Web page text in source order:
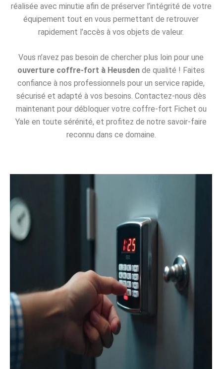
réalisée avec minutie afin de préserver l’intégrité de votre
équipement tout en vous permettant de retrouver
rapidement l’accès à vos objets de valeur.
Vous n’avez pas besoin de chercher plus loin pour une
ouverture coffre-fort à Heusden de qualité ! Faites
confiance à nos professionnels pour un service rapide,
sécurisé et adapté à vos besoins. Contactez-nous dès
maintenant pour débloquer votre coffre-fort Fichet ou
Yale en toute sérénité, et profitez de notre savoir-faire
reconnu dans ce domaine.